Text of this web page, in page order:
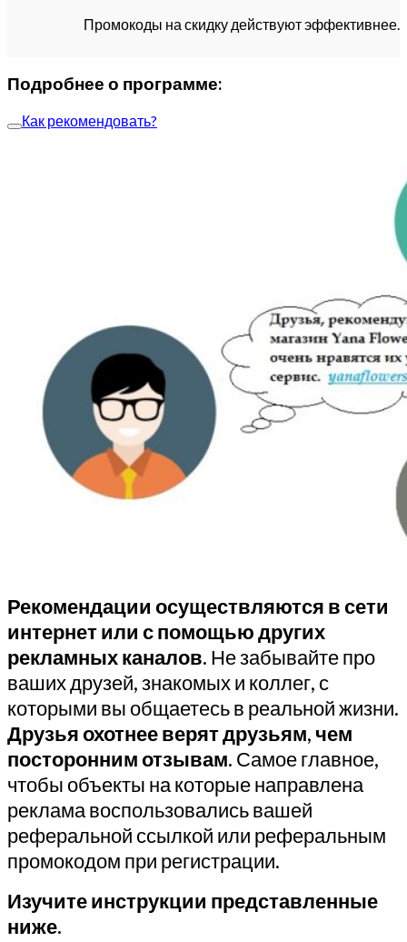
Промокоды на скидку действуют эффективнее.
Подробнее о программе:
Как рекомендовать?
Рекомендации осуществляются в сети
интернет или с помощью других
рекламных каналов. Не забывайте про
ваших друзей, знакомых и коллег, с
которыми вы общаетесь в реальной жизни.
Друзья охотнее верят друзьям,чем
посторонним отзывам. Самое главное,
чтобы объекты на которые направлена
реклама воспользовались вашей
реферальной ссылкой или реферальным
промокодом при регистрации.
Изучите инструкции представленные
ниже.